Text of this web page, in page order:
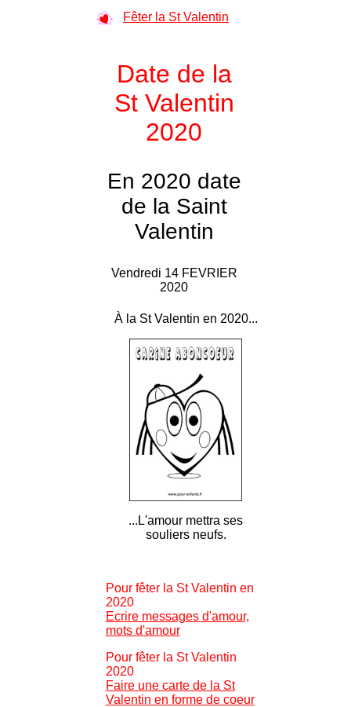
Fêter la St Valentin
Date de la
St Valentin
2020
En 2020 date
de la Saint
Valentin
Vendredi 14 FEVRIER
2020
À la St Valentin en 2020...
...L'amour mettra ses
souliers neufs.
Pour fêter la St Valentin en
2020
Ecrire messages d'amour,
mots d'amour
Pour fêter la St Valentin
2020
Faire une carte de la St
Valentin en forme de coeur